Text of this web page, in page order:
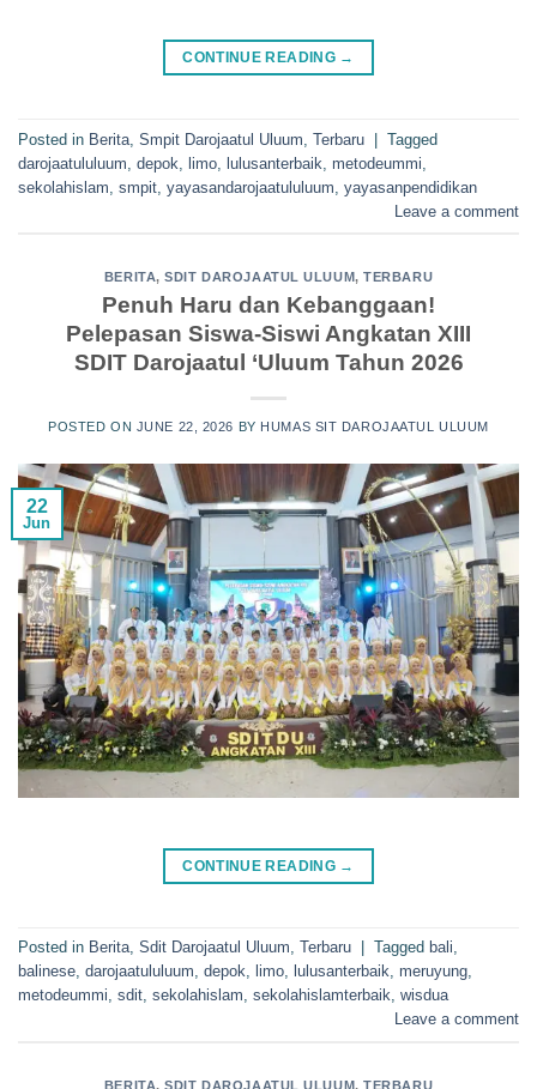
CONTINUE READING →
Posted in Berita Smpit Darojaatul Uluum Terbaru
Tagged
darojaatululuum depok limo lulusanterbaik metodeummi
sekolahislam smpit yayasandarojaatululuum yayasanpendidikan
Leave a comment
BERITA,SDIT DAROJAATUL ULUUM,TERBARU
Penuh Haru dan Kebanggaan!
Pelepasan Siswa-Siswi Angkatan XIII
SDIT Darojaatul ‘Uluum Tahun 2026
POSTED ON JUNE 22, 2026 BY HUMAS SIT DAROJAATUL ULUUM
22
Jun
CONTINUE READING →
Posted in Berita, Sdit Darojaatul Uluum, Terbaru Tagged bali,
balinese, darojaatululuum, depok, limo, lulusanterbaik, meruyung,
metodeummi, sdit, sekolahislam, sekolahislamterbaik, wisdua
Leave a comment
BERITA,SDIT DAROJAATUL ULUUM,TERBARU